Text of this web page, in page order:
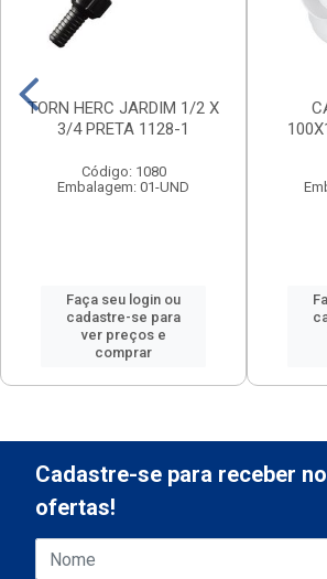
TORN HERC JARDIM 1/2 X
3/4 PRETA 1128-1
Código: 1080
Embalagem: 01-UND
Faça seu login ou
cadastre-se para
ver preços e
comprar
Cadastre-se para receber
ofertas!